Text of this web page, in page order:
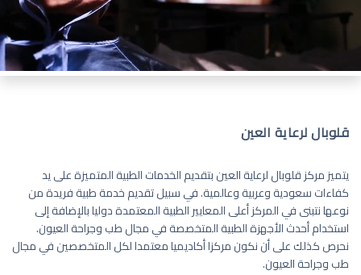
قلوبال لرعاية العين
يتميز مركز قلوبال لرعاية العين بتقديم الخدمات الطبية المتميزة على يد
كفاءات سعودية وعربية وعالمية. في سبيل تقديم خدمة طبية فريدة من
نوعها نتبنى في المركز أعلى المعايير الطبية المعتمدة دوليا بالإضافة إلى
استخدام أحدث الأجهزة الطبية المتخصصة في مجال طب وجراحة العيون.
نحرص كذلك على أن نكون مركزا أكاديميا معتمدا لكل المتخصصين في مجال
طب وجراحة العيون.